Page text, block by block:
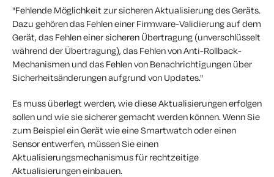
"Fehlende Möglichkeit zur sicheren Aktualisierung des Geräts.
Dazu gehören das Fehlen einer Firmware-Validierung auf dem
Gerät, das Fehlen einer sicheren Übertragung (unverschlüsselt
während der Übertragung), das Fehlen von Anti-Rollback-
Mechanismen und das Fehlen von Benachrichtigungen über
Sicherheitsänderungen aufgrund von Updates."
Es muss überlegt werden, wie diese Aktualisierungen erfolgen
sollen und wie sie sicherer gemacht werden können. Wenn Sie
zum Beispiel ein Gerät wie eine Smartwatch oder einen
Sensor entwerfen, müssen Sie einen
Aktualisierungsmechanismus für rechtzeitige
Aktualisierungen einbauen.